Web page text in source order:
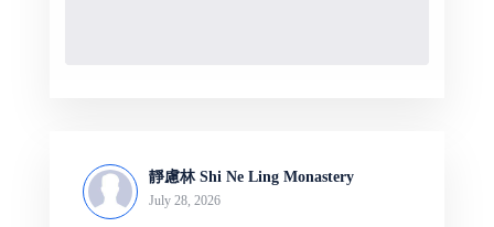
靜慮林 Shi Ne Ling Monastery
July 28, 2026